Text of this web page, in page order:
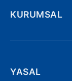
KURUMSAL
YASAL